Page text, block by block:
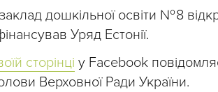
дошкільної освіти № 8
Уряд Естонії.
сторінці у Facebook
Верховної Ради України.